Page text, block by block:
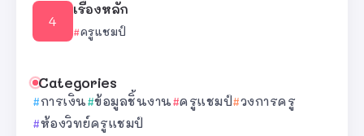
เรื่องหลัก
ครูแชมป์
Categories
การเงิน ข้อมูลชิ้นงาน ครูแชมป์ วงการครู
ห้องวิทย์ครูแชมป์